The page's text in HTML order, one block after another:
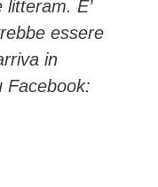
E’
essere
in
Facebook: